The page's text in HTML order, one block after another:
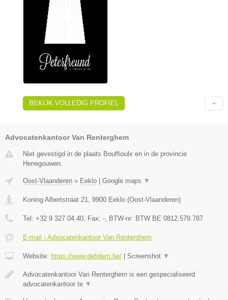
BEKIJK VOLLEDIG PROFIEL
Advocatenkantoor Van Renterghem
Niet gevestigd in de plaats Bouffioulx en in de provincie
Henegouwen.
Oost-Vlaanderen » Eeklo Google maps ▼
Koning Albertstraat 21, 9900 Eeklo (Oost-Vlaanderen)
Tel: +32 9 327 04 40, Fax: -, BTW-nr: BTW BE 0812.579.787
E-mail › Advocatenkantoor Van Renterghem
Website: https://www.defidem.be/ Screenshot ▼
Advocatenkantoor Van Renterghem is een gespecialiseerd
advocatenkantoor te ▼